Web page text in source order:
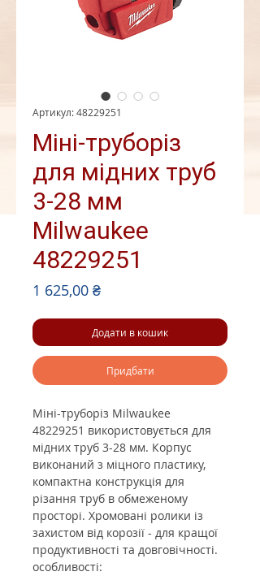
Артикул: 48229251
Міні-труборіз
для мідних труб
3-28 мм
Milwaukee
48229251
1 625,00 ₴Ціна
Додати в кошик
Придбати
Міні-труборіз Milwaukee
48229251 використовується для
мідних труб 3-28 мм. Корпус
виконаний з міцного пластику,
компактна конструкція для
різання труб в обмеженому
просторі. Хромовані ролики із
захистом від корозії - для кращої
продуктивності та довговічності.
особливості: